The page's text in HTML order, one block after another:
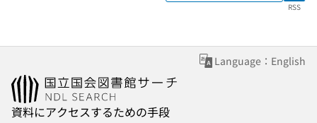
RSS
Language：English
資料にアクセスするための手段